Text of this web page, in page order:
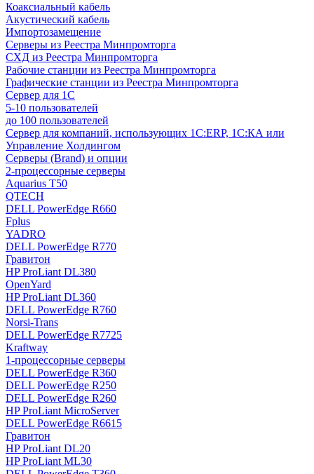
Коаксиальный кабель
Акустический кабель
Импортозамещение
Серверы из Реестра Минпромторга
СХД из Реестра Минпромторга
Рабочие станции из Реестра Минпромторга
Графические станции из Реестра Минпромторга
Сервер для 1С
5-10 пользователей
до 100 пользователей
Сервер для компаний, использующих 1C:ERP, 1С:КА или
Управление Холдингом
Серверы (Brand) и опции
2-процессорные серверы
Aquarius T50
QTECH
DELL PowerEdge R660
Fplus
YADRO
DELL PowerEdge R770
Гравитон
HP ProLiant DL380
OpenYard
HP ProLiant DL360
DELL PowerEdge R760
Norsi-Trans
DELL PowerEdge R7725
Kraftway
1-процессорные серверы
DELL PowerEdge R360
DELL PowerEdge R250
DELL PowerEdge R260
HP ProLiant MicroServer
DELL PowerEdge R6615
Гравитон
HP ProLiant DL20
HP ProLiant ML30